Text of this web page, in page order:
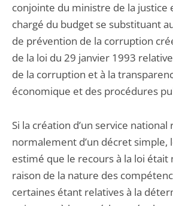
conjointe du ministre de la justice
chargé du budget se substituant
de prévention de la corruption
de la loi du 29 janvier 1993
de la corruption et à la
économique et des procédures
Si la création d’un service national
normalement d’un décret simple,
estimé que le recours à la loi était
raison de la nature des
certaines étant relatives à la